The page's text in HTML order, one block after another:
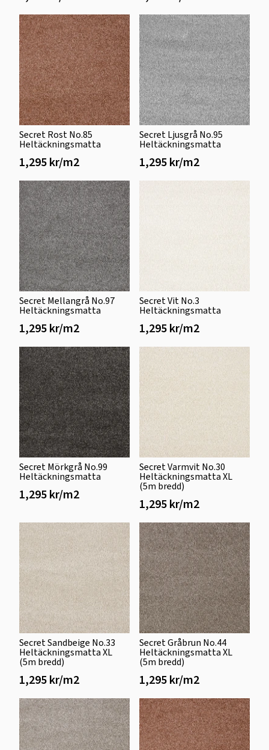
Secret Rost No.85
Heltäckningsmatta
1,295 kr/m2
Secret Ljusgrå No.95
Heltäckningsmatta
1,295 kr/m2
Secret Mellangrå No.97
Heltäckningsmatta
1,295 kr/m2
Secret Vit No.3
Heltäckningsmatta
1,295 kr/m2
Secret Mörkgrå No.99
Heltäckningsmatta
1,295 kr/m2
Secret Varmvit No.30
Heltäckningsmatta XL
(5m bredd)
1,295 kr/m2
Secret Sandbeige No.33
Heltäckningsmatta XL
(5m bredd)
1,295 kr/m2
Secret Gråbrun No.44
Heltäckningsmatta XL
(5m bredd)
1,295 kr/m2